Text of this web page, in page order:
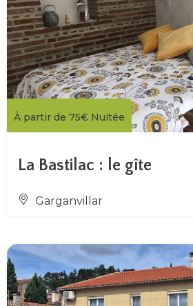
À partir de 75€ Nuitée
La Bastilac : le gîte
Garganvillar